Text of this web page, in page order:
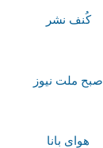
کُنف نشر
صبح ملت نیوز
هوای بانا